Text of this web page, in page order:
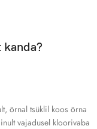
ja mõõda
kanda?
õrnal tsüklil koos õrna
vajadusel kloorivaba